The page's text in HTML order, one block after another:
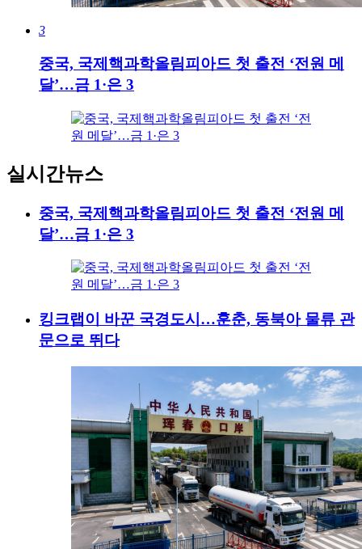
3
중국, 국제핵과학올림피아드 첫 출전 ‘전원 메
달’…금 1·은 3
실시간뉴스
중국, 국제핵과학올림피아드 첫 출전 ‘전원 메
달’…금 1·은 3
킹크랩이 바꾼 국경도시…훈춘, 동북아 물류 관
문으로 뛰다